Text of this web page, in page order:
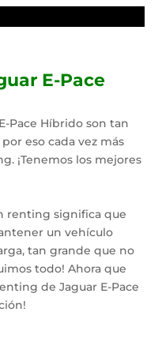
E-Pace
Pace Híbrido son tan
eso cada vez más
¡Tenemos los mejores
renting significa que
un vehículo
tan grande que no
todo! Ahora que
de Jaguar E-Pace